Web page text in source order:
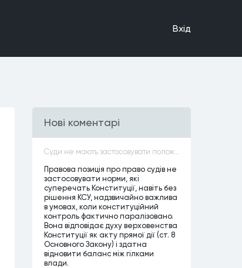
Вхiд
Нові коментарі
Суди не мають застосовувати положення законів, які не відповідають Конституції, незалежно від того, чи визнавалися вони Конституційним Судом України неконституційними, тобто закони, що суперечать Конституції України не можуть застосовуватися навіть у випадках, коли вони є чинними
Правова позиція про право судів не
застосовувати норми, які
суперечать Конституції, навіть без
рішення КСУ, надзвичайно важлива
в умовах, коли конституційний
контроль фактично паралізовано.
Вона відповідає духу верховенства
Конституції як акту прямої дії (ст. 8
Основного Закону) і здатна
відновити баланс між гілками
влади.